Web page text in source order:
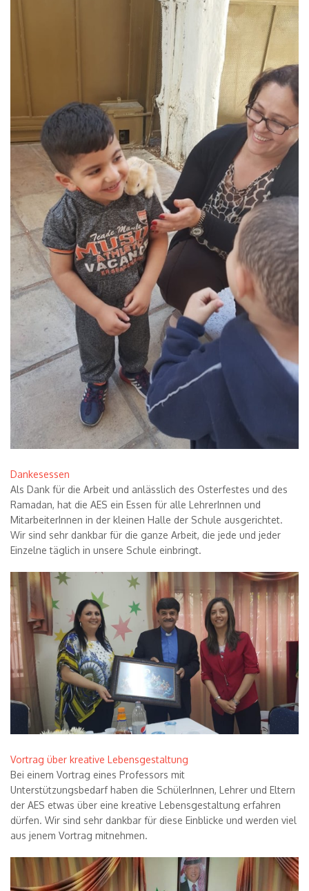
Dankesessen
Als Dank für die Arbeit und anlässlich des Osterfestes und des
Ramadan, hat die AES ein Essen für alle LehrerInnen und
MitarbeiterInnen in der kleinen Halle der Schule ausgerichtet.
Wir sind sehr dankbar für die ganze Arbeit, die jede und jeder
Einzelne täglich in unsere Schule einbringt.
Vortrag über kreative Lebensgestaltung
Bei einem Vortrag eines Professors mit
Unterstützungsbedarf haben die SchülerInnen, Lehrer und Eltern
der AES etwas über eine kreative Lebensgestaltung erfahren
dürfen. Wir sind sehr dankbar für diese Einblicke und werden viel
aus jenem Vortrag mitnehmen.